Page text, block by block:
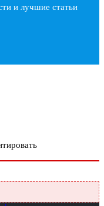
и лучшие статьи